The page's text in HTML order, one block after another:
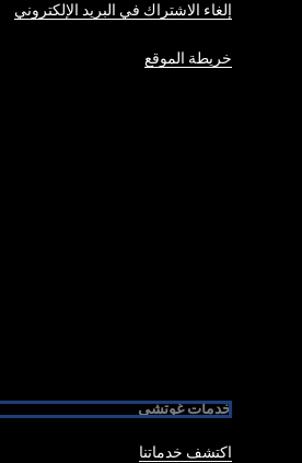
إلغاء الاشتراك في البريد الإلكتروني
خريطة الموقع
خدمات غوتشي
اكتشف خدماتنا